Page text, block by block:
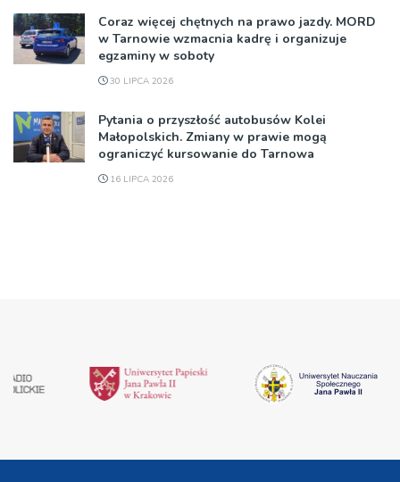
Coraz więcej chętnych na prawo jazdy. MORD
w Tarnowie wzmacnia kadrę i organizuje
egzaminy w soboty
30 LIPCA 2026
Pytania o przyszłość autobusów Kolei
Małopolskich. Zmiany w prawie mogą
ograniczyć kursowanie do Tarnowa
16 LIPCA 2026